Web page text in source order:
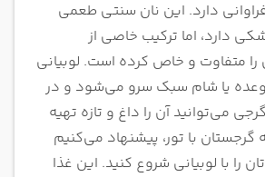
دارد. این نان سنتی طعمی
دارد، اما ترکیب خاصی از
را متفاوت و خاص کرده است. لوبیانی
یا شام سبک سرو می‌شود و در
می‌توانید آن را داغ و تازه تهیه
با تور، پیشنهاد می‌کنیم
را با لوبیانی شروع کنید. این غذا